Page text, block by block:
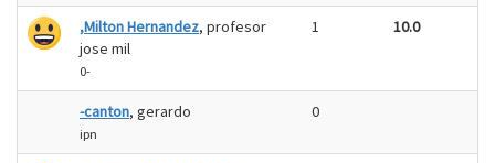
,Milton Hernandez, profesor
jose mil
0-
1 10.0
-canton, gerardo
ipn
0